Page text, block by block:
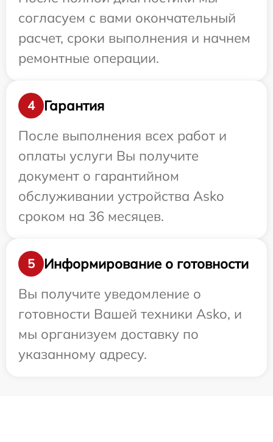
согласуем с вами окончательный
расчет, сроки выполнения и начнем
ремонтные операции.
4
Гарантия
После выполнения всех работ и
оплаты услуги Вы получите
документ о гарантийном
обслуживании устройства Asko
сроком на 36 месяцев.
5
Информирование о готовности
Вы получите уведомление о
готовности Вашей техники Asko, и
мы организуем доставку по
указанному адресу.